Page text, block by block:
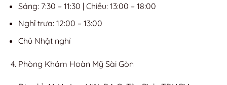
Sáng: 7:30 – 11:30 | Chiều: 13:00 – 18:00
Nghỉ trưa: 12:00 – 13:00
Chủ Nhật nghỉ
Phòng Khám Hoàn Mỹ Sài Gòn